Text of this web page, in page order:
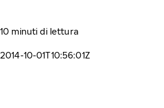
10 minuti di lettura
2014-10-01T10:56:01Z